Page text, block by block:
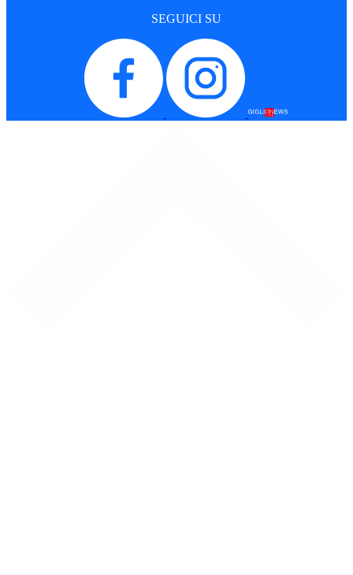
SEGUICI SU